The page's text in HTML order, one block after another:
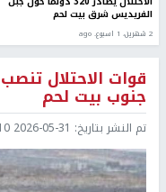
الفريديس شرق بيت لحم
2 شهرين، 1 اسبوع. ago
قوات الاحتلال
جنوب بيت لحم
تم النشر بتاريخ: 2026-05-31 15:10